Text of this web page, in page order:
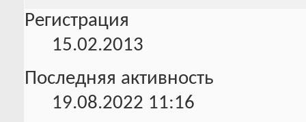
Регистрация
15.02.2013
Последняя активность
19.08.2022 11:16